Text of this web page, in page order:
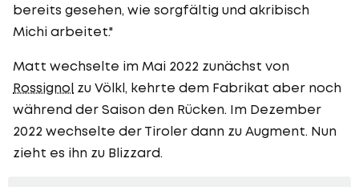
bereits gesehen, wie sorgfältig und akribisch
Michi arbeitet."
Matt wechselte im Mai 2022 zunächst von
Rossignol zu Völkl, kehrte dem Fabrikat aber noch
während der Saison den Rücken. Im Dezember
2022 wechselte der Tiroler dann zu Augment. Nun
zieht es ihn zu Blizzard.